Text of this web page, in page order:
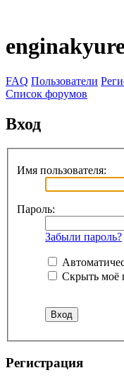
FAQ Пользователи
Список форумов
Вход
Имя пользователя:
Пароль:
Забыли пароль?
Скрыть моё
Регистрация